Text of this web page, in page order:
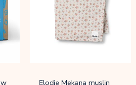
Elodie Mekana muslin